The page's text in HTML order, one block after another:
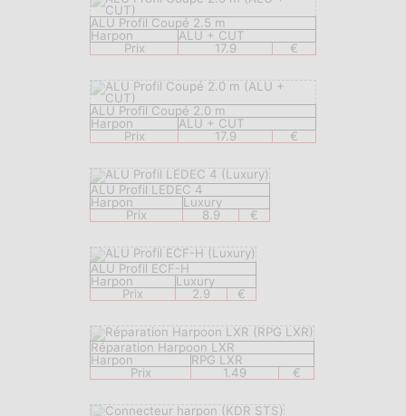
ALU Profil Coupé 2.5 m
Harpon
ALU + CUT
Prix
17.9 €
ALU Profil Coupé 2.0 m
Harpon
ALU + CUT
Prix
17.9 €
ALU Profil LEDEC 4
Harpon
Luxury
Prix
8.9 €
ALU Profil ECF-H
Harpon
Luxury
Prix
2.9 €
Réparation Harpoon LXR
Harpon
RPG LXR
Prix
1.49 €